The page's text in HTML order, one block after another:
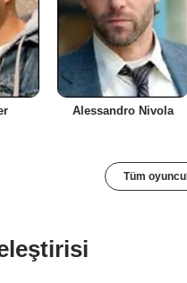
Alessandro Nivola
Tüm